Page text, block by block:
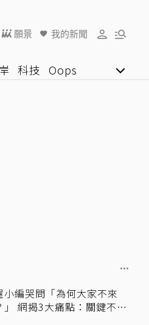
願景 我的新聞
科技 Oops
小編哭問「為何大家不來
」 網揭3大痛點：關鍵不只